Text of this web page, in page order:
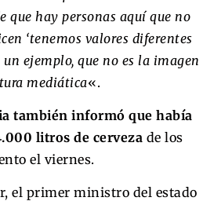
que hay personas aquí que no
‘tenemos valores diferentes
ejemplo, que no es la imagen
mediática«.
también informó que había
litros de cerveza de los
el viernes.
el primer ministro del estado